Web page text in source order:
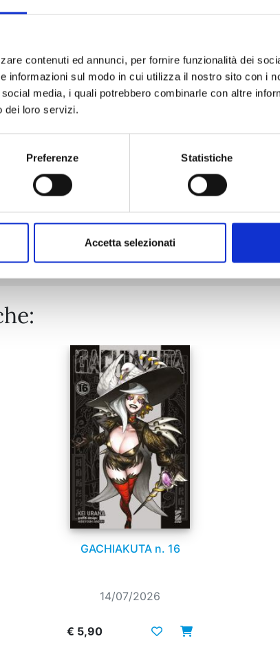
contenuti ed annunci, per fornire funzionalità dei
informazioni sul modo in cui utilizza il nostro sito con i
media, i quali potrebbero combinarle con altre
dei loro servizi.
Preferenze Statistiche
Accetta selezionati
SHIKIMORI’S NOT JUST A CUTIE n. 20
Mostra tutto
GACHIAKUTA n. 16
14/07/2026
€ 5,90